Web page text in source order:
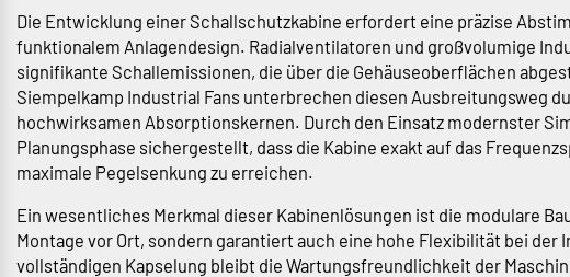
Die Entwicklung einer Schallschutzkabine erfordert eine präzise
funktionalem Anlagendesign. Radialventilatoren und großvolumige
signifikante Schallemissionen, die über die Gehäuseoberflächen
Siempelkamp Industrial Fans unterbrechen diesen Ausbreitungsweg
hochwirksamen Absorptionskernen. Durch den Einsatz modernster
Planungsphase sichergestellt, dass die Kabine exakt auf das
maximale Pegelsenkung zu erreichen.
Ein wesentliches Merkmal dieser Kabinenlösungen ist die modulare
Montage vor Ort, sondern garantiert auch eine hohe Flexibilität bei
vollständigen Kapselung bleibt die Wartungsfreundlichkeit der